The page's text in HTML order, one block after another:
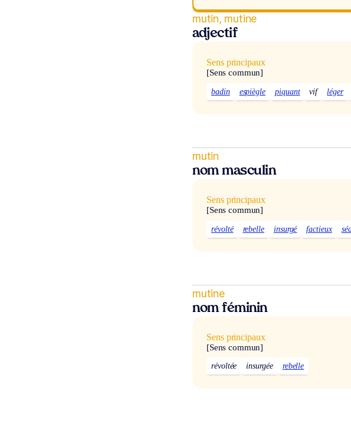
mutin, mutine
adjectif
Sens principaux
[Sens commun]
badin espiègle piquant vif léger
mutin
nom masculin
Sens principaux
[Sens commun]
révolté rebelle insurgé factieux
mutine
nom féminin
Sens principaux
[Sens commun]
révoltée insurgée rebelle